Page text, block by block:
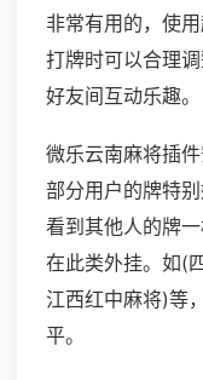
非常有用的，使
打牌时可以合理
好友间互动乐趣。
微乐云南麻将插
部分用户的牌特
看到其他人的牌
在此类外挂。如(
江西红中麻将)等
平。